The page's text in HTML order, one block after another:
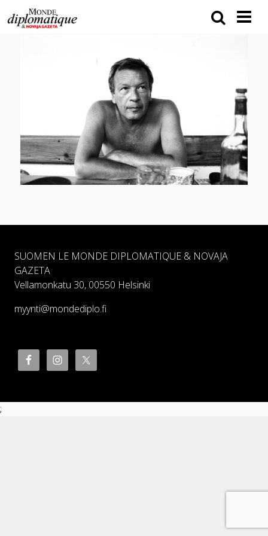
SUOMEN LE MONDE DIPLOMATIQUE & NOVAJA
GAZETA
Vellamonkatu 30, 00550 Helsinki
myynti@mondediplo.fi
;